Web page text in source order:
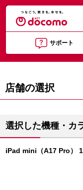
サポート
店舗の選択
選択した機種・カ
iPad mini（A17 Pro）